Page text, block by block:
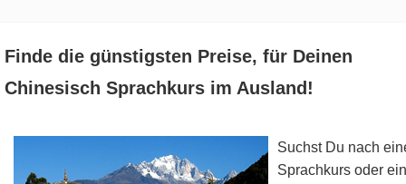
Finde die günstigsten Preise, für Deinen
Chinesisch Sprachkurs im Ausland!
Suchst Du nach
Sprachkurs oder